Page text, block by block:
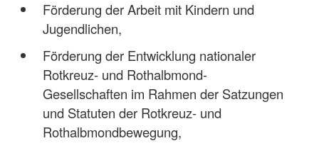
Förderung der Arbeit mit Kindern und
Jugendlichen,
Förderung der Entwicklung nationaler
Rotkreuz- und Rothalbmond-
Gesellschaften im Rahmen der Satzungen
und Statuten der Rotkreuz- und
Rothalbmondbewegung,